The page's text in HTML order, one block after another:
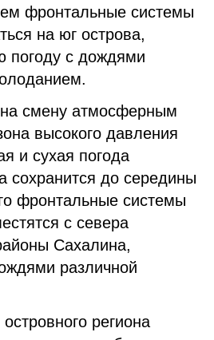
фронтальные системы
на юг острова,
погоду с дождями
смену атмосферным
высокого давления
и сухая погода
сохранится до середины
фронтальные системы
с севера
Сахалина,
различной
региона